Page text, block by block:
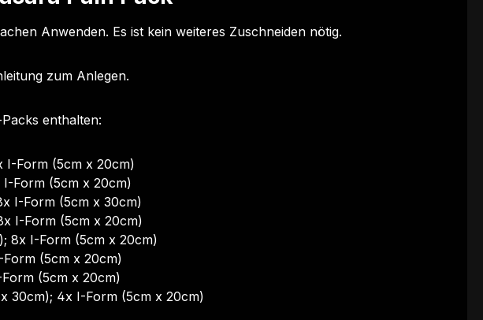
Anwenden. Es ist kein weiteres Zuschneiden nötig.
zum Anlegen.
enthalten:
I-Form (5cm x 20cm)
Form (5cm x 20cm)
I-Form (5cm x 30cm)
I-Form (5cm x 20cm)
8x I-Form (5cm x 20cm)
(5cm x 20cm)
(5cm x 20cm)
30cm); 4x I-Form (5cm x 20cm)